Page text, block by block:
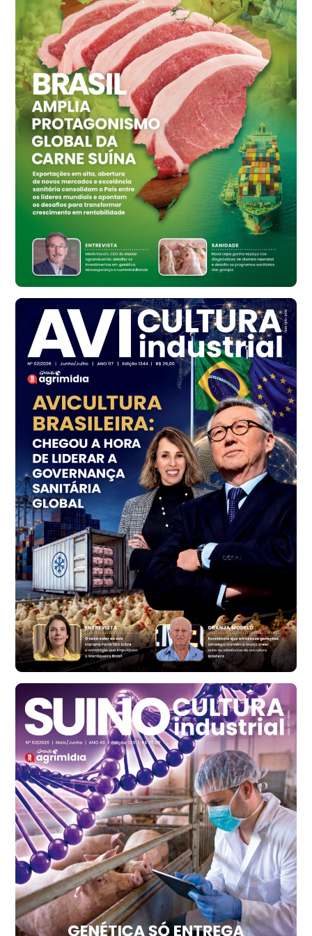
Ovo Vermelho - Regional
Grande São Paulo (SP)
R$ 155,59
cx
Ovo Vermelho - Regional
Vermelho
R$ 159,31
cx
Ovo Branco - Regional
Bastos (SP)
R$ 134,42
cx
Ovo Vermelho - Regional
Bastos (SP)
R$ 148,56
cx
Frango - Indicador
R$ 7,16
kg
Frango - Indicador
SP
R$ 7,18
kg
Trigo Atacado - Regional
PR
R$ 1.414,46
t
Trigo Atacado - Regional
RS
R$ 1.314,61
t
Ovo Vermelho - Regional
Vermelho
R$ 171,61
cx
Ovo Branco - Regional
Santa Maria do Jetibá (ES)
cx
Ovo Branco - Regional
Recife (PE)
R$ 147,74
cx
Ovo Vermelho - Regional
Recife (PE)
R$ 157,72
cx